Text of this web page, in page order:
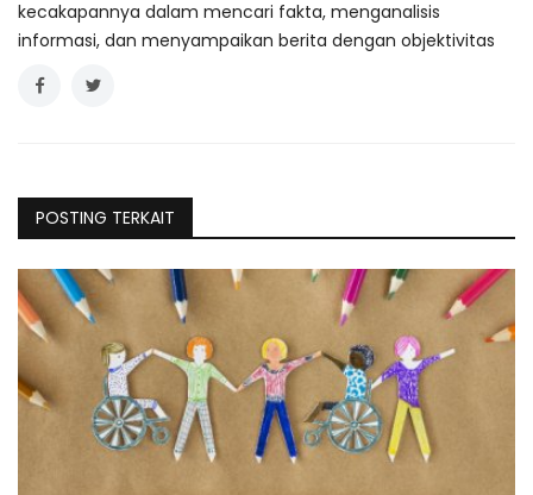
kecakapannya dalam mencari fakta, menganalisis
informasi, dan menyampaikan berita dengan objektivitas
POSTING TERKAIT